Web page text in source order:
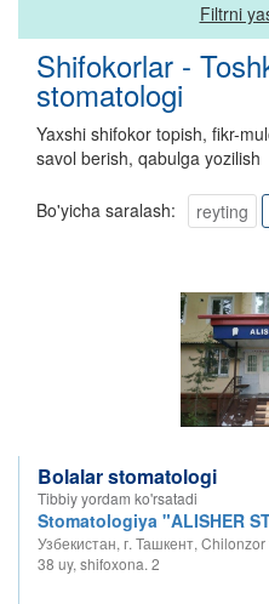
Filtrni
Shifokorlar -
stomatologi
Yaxshi shifokor topish, fikr-
savol berish, qabulga yozilish
Bo'yicha saralash: reyting
Bolalar stomatologi
Tibbiy yordam ko'rsatadi
Stomatologiya "ALISHER
Узбекистан, г. Ташкент,
38 uy, shifoxona. 2